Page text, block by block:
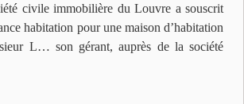
civile immobilière du Louvre a souscrit
habitation pour une maison d’habitation
L… son gérant, auprès de la société